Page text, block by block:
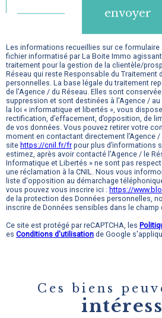
envoyer
Les informations recueillies sur ce formulaire
fichier informatisé par La Boite Immo
traitement pour la gestion de la clientèle/
Réseau qui reste Responsable du Traitement
personnelles. La base légale du traitement
de l'Agence / du Réseau. Elles sont
suppression et sont destinées à l'Agence /
la loi « informatique et libertés », vous
rectification, d’effacement, d’opposition, de
de vos données. Vous pouvez retirer votre
moment en contactant directement l’Agence
site https://cnil.fr/fr pour plus d’informations
estimez, après avoir contacté l'Agence / le
Informatique et Libertés » ne sont pas
une réclamation à la CNIL. Nous vous
liste d'opposition au démarchage
vous pouvez vous inscrire ici : https://
de la protection des Données personnelles,
inscrire de Données sensibles dans le champ
Ce site est protégé par reCAPTCHA, les
es Conditions d'utilisation de Google
Ces biens